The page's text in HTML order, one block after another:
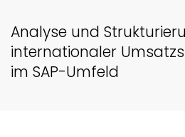
Analyse und
internationaler
im SAP-Umfeld